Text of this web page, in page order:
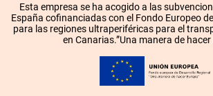
Esta empresa se ha acogido a las
España cofinanciadas con el Fondo Europeo
para las regiones ultraperiféricas para el
en Canarias.”Una manera de hacer